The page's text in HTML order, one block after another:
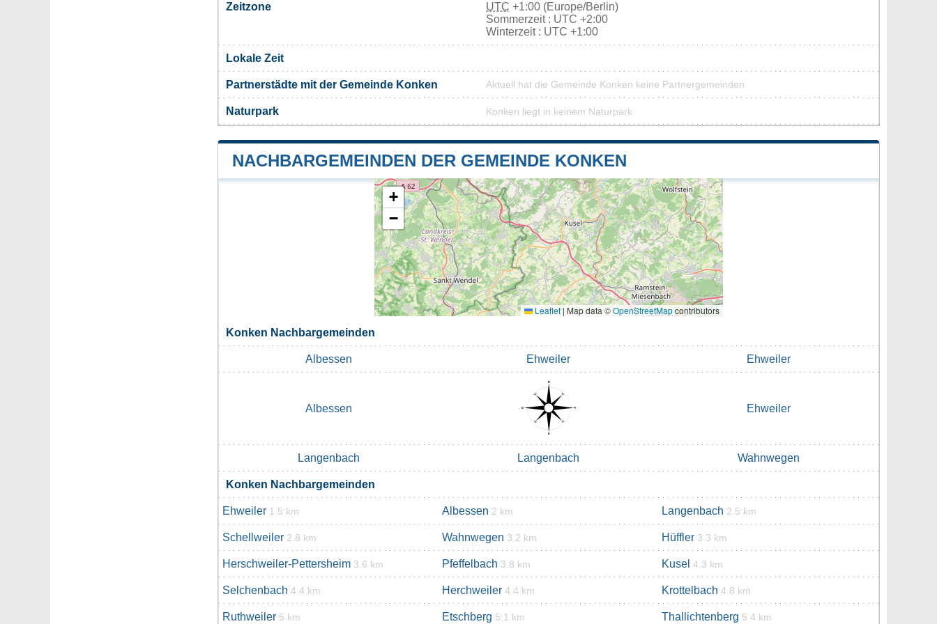
Zeitzone UTC +1:00 (Europe/Berlin)
Sommerzeit : UTC +2:00
Winterzeit : UTC +1:00
Lokale Zeit
Partnerstädte mit der Gemeinde Konken Aktuell hat die Gemeinde Konken keine Partnergemeinden
Naturpark Konken liegt in keinem Naturpark
NACHBARGEMEINDEN DER GEMEINDE KONKEN
+
−
Leaflet | Map data ©OpenStreetMapcontributors
Konken Nachbargemeinden
Albessen Ehweiler Ehweiler
Albessen Ehweiler
Langenbach Langenbach Wahnwegen
Konken Nachbargemeinden
Ehweiler 1.5 km Albessen 2 km Langenbach 2.5 km
Schellweiler 2.8 km Wahnwegen 3.2 km Hüffler 3.3 km
Herschweiler-Pettersheim 3.6 km Pfeffelbach 3.8 km Kusel 4.3 km
Selchenbach 4.4 km Herchweiler 4.4 km Krottelbach 4.8 km
Ruthweiler 5 km Etschberg 5.1 km Thallichtenberg 5.4 km